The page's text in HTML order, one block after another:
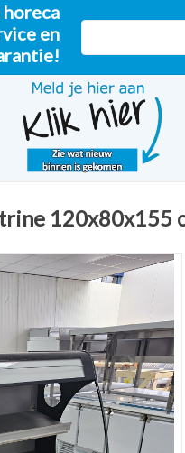
en
120x80x155